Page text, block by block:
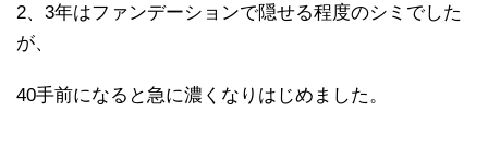
2、3年はファンデーションで隠せる程度のシミでした
が、
40手前になると急に濃くなりはじめました。